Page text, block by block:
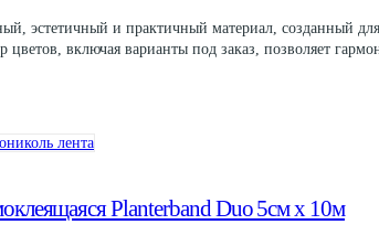
и практичный материал, созданный
включая варианты под заказ, позволяет
Planterband Duo 5см х 10м